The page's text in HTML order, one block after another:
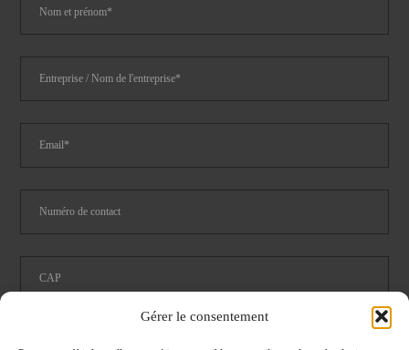
Gérer le consentement